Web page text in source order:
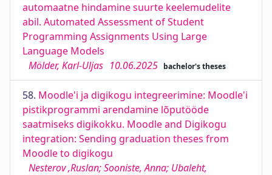
automaatne hindamine suurte keelemudelite
abil. Automated Assessment of Student
Programming Assignments Using Large
Language Models
Mölder, Karl-Uljas 10.06.2025 bachelor's theses
58. Moodle'i ja digikogu integreerimine: Moodle'i
pistikprogrammi arendamine lõputööde
saatmiseks digikokku. Moodle and Digikogu
integration: Sending graduation theses from
Moodle to digikogu
Nesterov ,Ruslan; Sooniste, Anna; Ubaleht,